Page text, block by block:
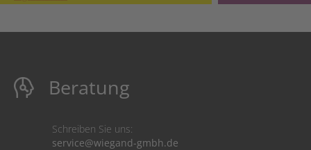
Beratung
Schreiben Sie uns:
service@wiegand-gmbh.de